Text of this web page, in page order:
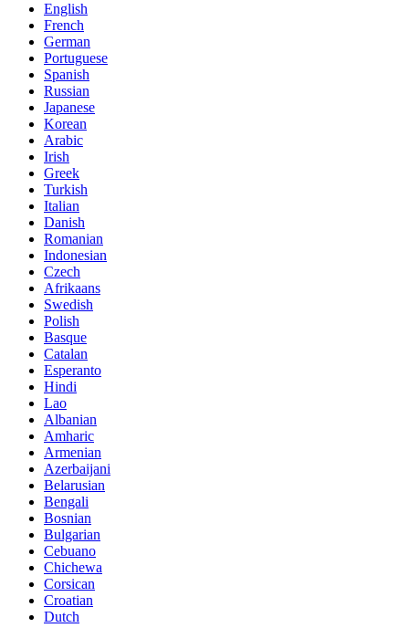
English
French
German
Portuguese
Spanish
Russian
Japanese
Korean
Arabic
Irish
Greek
Turkish
Italian
Danish
Romanian
Indonesian
Czech
Afrikaans
Swedish
Polish
Basque
Catalan
Esperanto
Hindi
Lao
Albanian
Amharic
Armenian
Azerbaijani
Belarusian
Bengali
Bosnian
Bulgarian
Cebuano
Chichewa
Corsican
Croatian
Dutch